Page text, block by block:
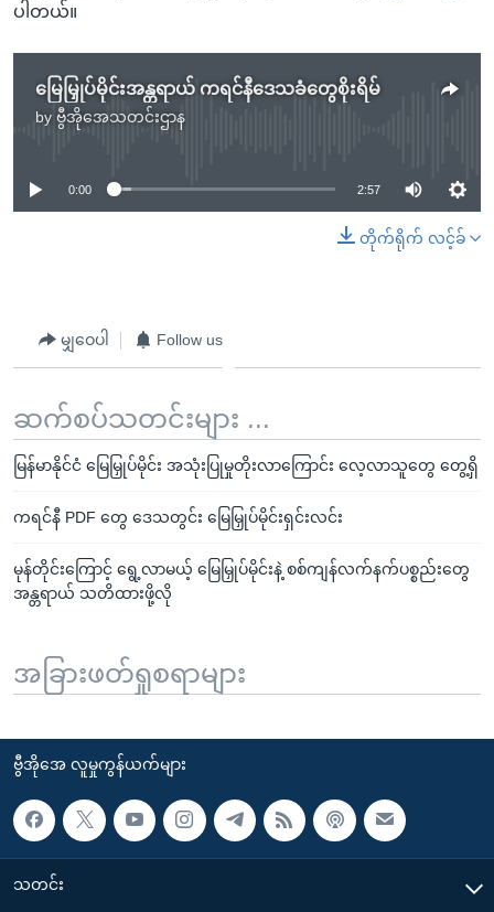
ပါတယ်။
မြေမြှုပ်မိုင်းအန္တရာယ် ကရင်နီဒေသခံတွေစိုးရိမ်
by ဗွီအိုအေသတင်းဌာန
No media source currently available
0:00 2:57
တိုက်ရိုက် လင့်ခ်
မျှဝေပါ Follow us
ဆက်စပ်သတင်းများ ...
မြန်မာနိုင်ငံ မြေမြှုပ်မိုင်း အသုံးပြုမှုတိုးလာကြောင်း လေ့လာသူတွေ တွေ့ရှိ
ကရင်နီ PDF တွေ ဒေသတွင်း မြေမြှုပ်မိုင်းရှင်းလင်း
မုန်တိုင်းကြောင့် ရွေ့လာမယ့် မြေမြှုပ်မိုင်းနဲ့ စစ်ကျန်လက်နက်ပစ္စည်းတွေ
အန္တရာယ် သတိထားဖို့လို
အခြားဖတ်ရှုစရာများ
ဗွီအိုအေ လူမှုကွန်ယက်များ
သတင်း